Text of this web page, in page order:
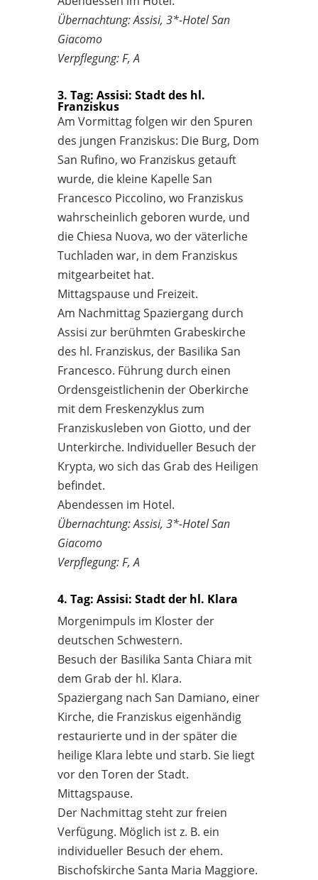
Übernachtung: Assisi, 3*-Hotel San
Giacomo
Verpflegung: F, A
3. Tag: Assisi: Stadt des hl.
Franziskus
Am Vormittag folgen wir den Spuren
des jungen Franziskus: Die Burg, Dom
San Rufino, wo Franziskus getauft
wurde, die kleine Kapelle San
Francesco Piccolino, wo Franziskus
wahrscheinlich geboren wurde, und
die Chiesa Nuova, wo der väterliche
Tuchladen war, in dem Franziskus
mitgearbeitet hat.
Mittagspause und Freizeit.
Am Nachmittag Spaziergang durch
Assisi zur berühmten Grabeskirche
des hl. Franziskus, der Basilika San
Francesco. Führung durch einen
Ordensgeistlichenin der Oberkirche
mit dem Freskenzyklus zum
Franziskusleben von Giotto, und der
Unterkirche. Individueller Besuch der
Krypta, wo sich das Grab des Heiligen
befindet.
Abendessen im Hotel.
Übernachtung: Assisi, 3*-Hotel San
Giacomo
Verpflegung: F, A
4. Tag: Assisi: Stadt der hl. Klara
Morgenimpuls im Kloster der
deutschen Schwestern.
Besuch der Basilika Santa Chiara mit
dem Grab der hl. Klara.
Spaziergang nach San Damiano, einer
Kirche, die Franziskus eigenhändig
restaurierte und in der später die
heilige Klara lebte und starb. Sie liegt
vor den Toren der Stadt.
Mittagspause.
Der Nachmittag steht zur freien
Verfügung. Möglich ist z. B. ein
individueller Besuch der ehem.
Bischofskirche Santa Maria Maggiore.